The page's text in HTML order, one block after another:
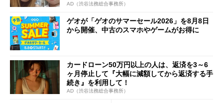
AD（渋谷法務総合事務所）
ゲオが「ゲオのサマーセール2026」を8月8日
から開催、中古のスマホやゲームがお得に
カードローン50万円以上の人は、返済を3～6
ヶ月停止して『大幅に減額してから返済する手
続き』を利用して！
AD（渋谷法務総合事務所）